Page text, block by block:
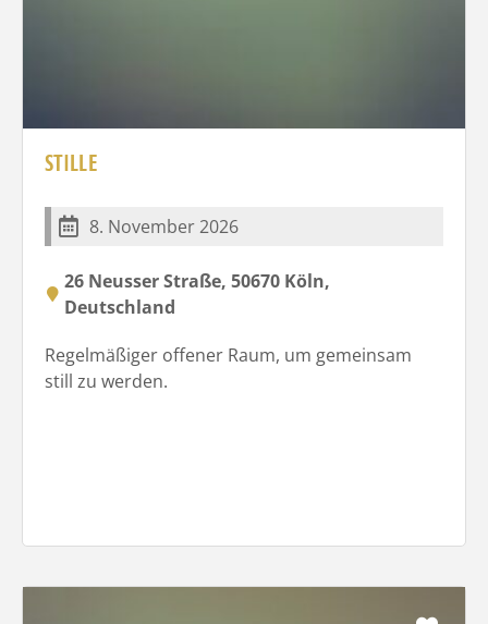
STILLE
8. November 2026
26 Neusser Straße, 50670 Köln,
Deutschland
Regelmäßiger offener Raum, um gemeinsam
still zu werden.